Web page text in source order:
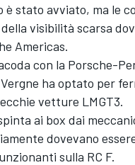
stato avviato, ma le
visibilità scarsa
Americas.
con la Porsche-
ha optato per
vetture LMGT3.
ai box dai
dovevano
sulla RC F.